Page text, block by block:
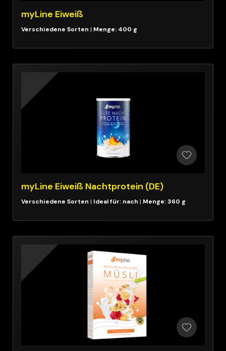
myLine Eiweiß
| Menge: 400 g
myLine Eiweiß Nachtprotein (DE)
| Ideal für: nach | Menge: 360 g